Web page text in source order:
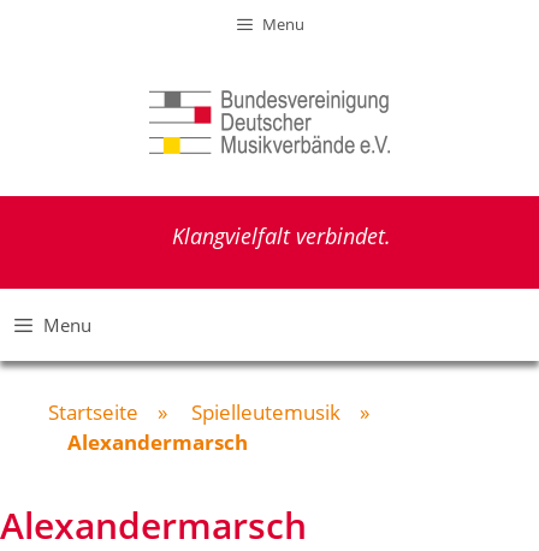
Menu
Klangvielfalt verbindet.
Menu
Startseite » Spielleutemusik »
Alexandermarsch
Alexandermarsch